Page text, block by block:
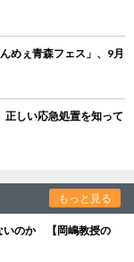
ぇ青森フェス」、9月
しい応急処置を知って
もっと見る
いのか 【岡嶋教授の